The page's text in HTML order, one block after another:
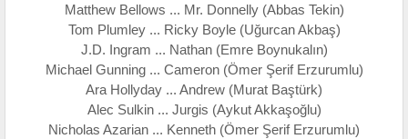
Matthew Bellows ... Mr. Donnelly (Abbas Tekin)
Tom Plumley ... Ricky Boyle (Uğurcan Akbaş)
J.D. Ingram ... Nathan (Emre Boynukalın)
Michael Gunning ... Cameron (Ömer Şerif Erzurumlu)
Ara Hollyday ... Andrew (Murat Baştürk)
Alec Sulkin ... Jurgis (Aykut Akkaşoğlu)
Nicholas Azarian ... Kenneth (Ömer Şerif Erzurumlu)